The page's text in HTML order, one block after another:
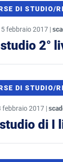
DI STUDIO/
febbraio 2017 |
2°
DI STUDIO/
febbraio 2017 |
di I